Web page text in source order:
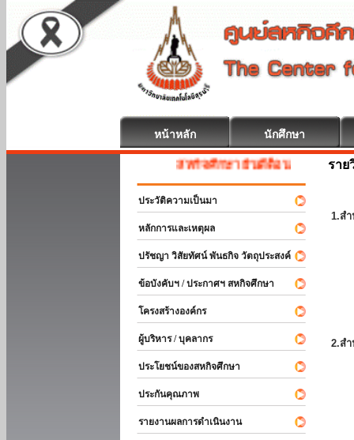
หน้าหลัก นักศึกษา
สหกิจศึกษา ยินดีต้อนรับ
ประวัติความเป็นมา
หลักการและเหตุผล
ปรัชญา วิสัยทัศน์ พันธกิจ วัตถุประสงค์
ข้อบังคับฯ / ประกาศฯ สหกิจศึกษา
โครงสร้างองค์กร
ผู้บริหาร / บุคลากร
ประโยชน์ของสหกิจศึกษา
ประกันคุณภาพ
รายงานผลการดำเนินงาน
ราย
1.ส
2.ส